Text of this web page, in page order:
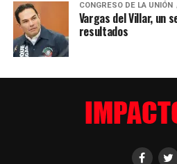
CONGRESO DE LA UNIÓN
Vargas del Villar, un
resultados